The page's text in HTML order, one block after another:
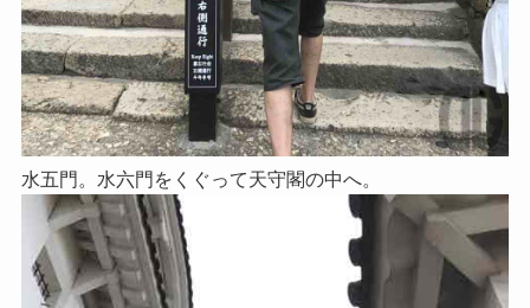
水五門。水六門をくぐって天守閣の中へ。